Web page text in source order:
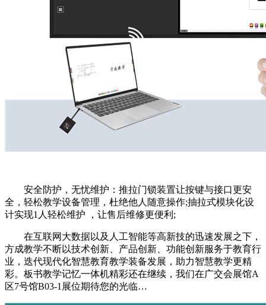
安全防护，无忧维护：推拉门锁装置让按键与接口更安
全，轻松教学设备管理，杜绝他人随意操作;抽拉式模块化设
计实现1人轻松维护 ，让售后维修更便利;
在互联网大数据以及人工智能等高新技的迅速发展之下，
方成教学不断以技术创新、产品创新、功能创新服务于教育行
业，迭代现代化智慧教育教学装备发展，助力智慧教学更精
彩。板书教学记忆一体机精彩还在继续，我们在广交会展馆A
区7号馆B03-1展位期待您的光临…